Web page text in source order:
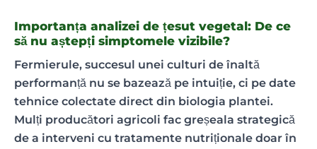
Importanța analizei de țesut vegetal: De ce
să nu aștepți simptomele vizibile?
Fermierule, succesul unei culturi de înaltă
performanță nu se bazează pe intuiție, ci pe date
tehnice colectate direct din biologia plantei.
Mulți producători agricoli fac greșeala strategică
de a interveni cu tratamente nutriționale doar în